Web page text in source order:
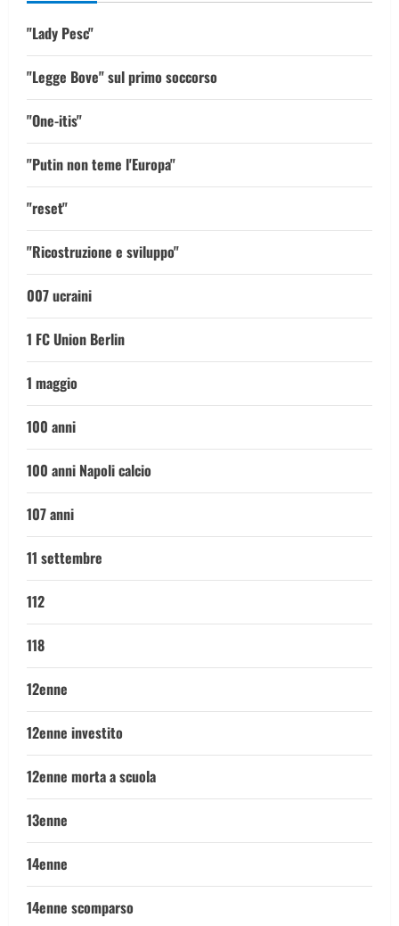
"Lady Pesc"
"Legge Bove" sul primo soccorso
"One-itis"
"Putin non teme l'Europa"
"reset"
"Ricostruzione e sviluppo"
007 ucraini
1 FC Union Berlin
1 maggio
100 anni
100 anni Napoli calcio
107 anni
11 settembre
112
118
12enne
12enne investito
12enne morta a scuola
13enne
14enne
14enne scomparso